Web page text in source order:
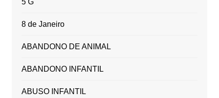
8 de Janeiro
ABANDONO DE ANIMAL
ABANDONO INFANTIL
ABUSO INFANTIL